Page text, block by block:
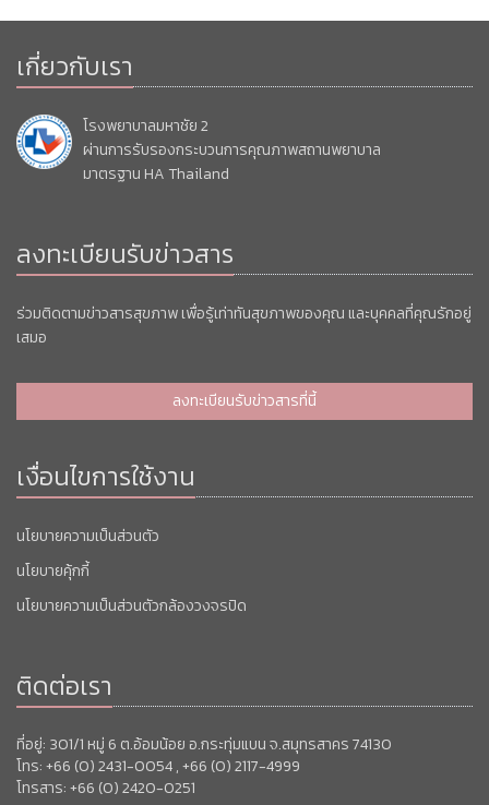
เกี่ยวกับเรา
โรงพยาบาลมหาชัย 2
ผ่านการรับรองกระบวนการคุณภาพสถานพยาบาล
มาตรฐาน HA Thailand
ลงทะเบียนรับข่าวสาร
ร่วมติดตามข่าวสารสุขภาพ เพื่อรู้เท่าทันสุขภาพของคุณ และบุคคลที่คุณรักอยู่
เสมอ
ลงทะเบียนรับข่าวสารที่นี้
เงื่อนไขการใช้งาน
นโยบายความเป็นส่วนตัว
นโยบายคุ้กกี้
นโยบายความเป็นส่วนตัวกล้องวงจรปิด
ติดต่อเรา
ที่อยู่: 301/1 หมู่ 6 ต.อ้อมน้อย อ.กระทุ่มแบน จ.สมุทรสาคร 74130
โทร: +66 (0) 2431-0054 , +66 (0) 2117-4999
โทรสาร: +66 (0) 2420-0251